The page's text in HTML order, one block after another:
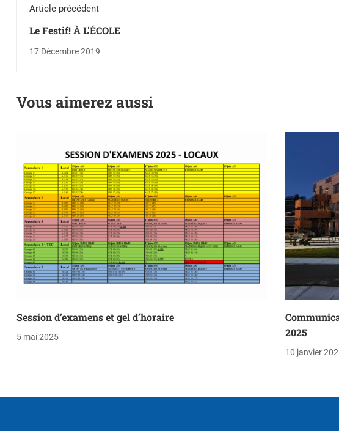
Article précédent
Le Festif! À L'ÉCOLE
17 Décembre 2019
Vous aimerez aussi
Session d’examens et gel d’horaire
5 mai 2025
2025
10 janvier